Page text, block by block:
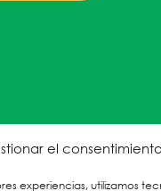
el
experiencias, utilizamos